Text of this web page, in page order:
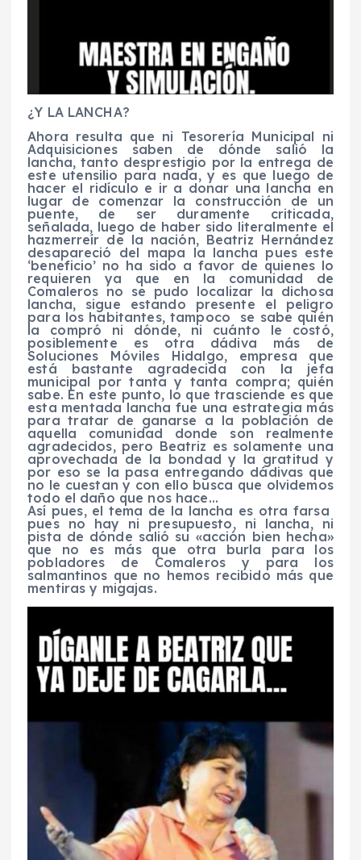
¿Y LA LANCHA?
Ahora resulta que ni Tesorería Municipal ni
Adquisiciones saben de dónde salió la
lancha, tanto desprestigio por la entrega de
este utensilio para nada, y es que luego de
hacer el ridículo e ir a donar una lancha en
lugar de comenzar la construcción de un
puente, de ser duramente criticada,
señalada, luego de haber sido literalmente el
hazmerreír de la nación, Beatriz Hernández
desapareció del mapa la lancha pues este
‘beneficio’ no ha sido a favor de quienes lo
requieren ya que en la comunidad de
Comaleros no se pudo localizar la dichosa
lancha, sigue estando presente el peligro
para los habitantes, tampoco se sabe quién
la compró ni dónde, ni cuánto le costó,
posiblemente es otra dádiva más de
Soluciones Móviles Hidalgo, empresa que
está bastante agradecida con la jefa
municipal por tanta y tanta compra; quién
sabe. En este punto, lo que trasciende es que
esta mentada lancha fue una estrategia más
para tratar de ganarse a la población de
aquella comunidad donde son realmente
agradecidos, pero Beatriz es solamente una
aprovechada de la bondad y la gratitud y
por eso se la pasa entregando dádivas que
no le cuestan y con ello busca que olvidemos
todo el daño que nos hace…
Así pues, el tema de la lancha es otra farsa
pues no hay ni presupuesto, ni lancha, ni
pista de dónde salió su «acción bien hecha»
que no es más que otra burla para los
pobladores de Comaleros y para los
salmantinos que no hemos recibido más que
mentiras y migajas.